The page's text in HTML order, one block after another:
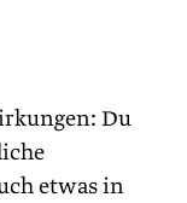
Du
etwas in